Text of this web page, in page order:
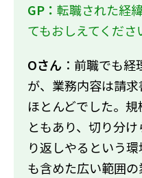
GP： 転職された経
てもおしえてくださ
Oさん ：前職でも
が、業務内容は請
ほとんどでした。
ともあり、切り分
り返しやるという
も含めた広い範囲